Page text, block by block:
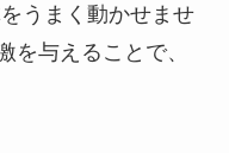
うまく動かせませ
を与えることで、